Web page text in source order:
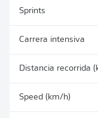
Sprints
Carrera intensiva
Distancia recorrida
Speed (km/h)